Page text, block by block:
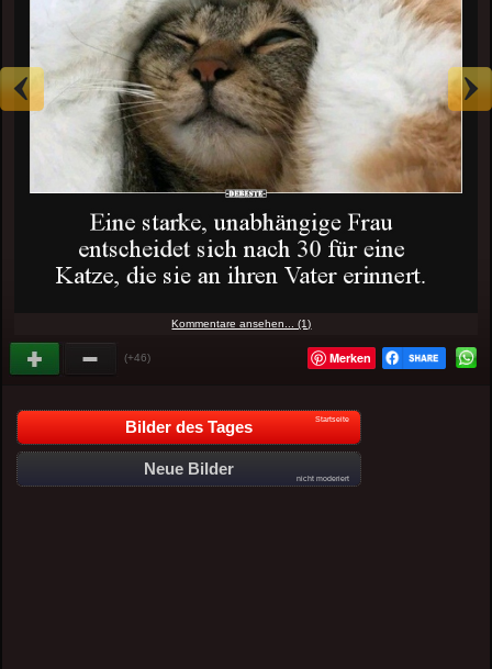
Kommentare ansehen... (1)
(+46) Merken
Bilder des Tages Startseite
Neue Bilder
nicht moderiert